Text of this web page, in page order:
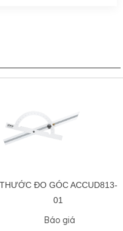
THƯỚC ĐO GÓC BÁN
NGUYỆT ĐA NĂNG ACCUD814-
Báo giá